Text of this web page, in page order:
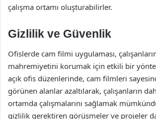
çalışma ortamı oluşturabilirler.
Gizlilik ve Güvenlik
Ofislerde cam filmi uygulaması,
mahremiyetini korumak için etkili bir
açık ofis düzenlerinde, cam filmleri
görünen alanlar azaltılarak, çalışanların
ortamda çalışmalarını sağlamak
gizlilik gerektiren görüşmeler ve projeler